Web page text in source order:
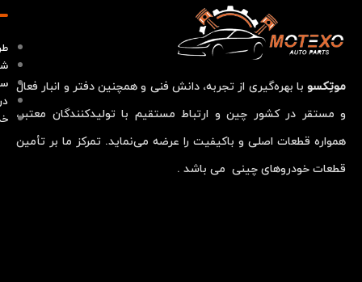
موتِکسو با بهره‌گیری از تجربه، دانش فنی و همچنین دفتر و انبار فعال
و مستقر در کشور چین و ارتباط مستقیم با تولیدکنندگان معتبر،
همواره قطعات اصلی و باکیفیت را عرضه می‌نماید. تمرکز ما بر تأمین
قطعات خودروهای چینی می باشد .